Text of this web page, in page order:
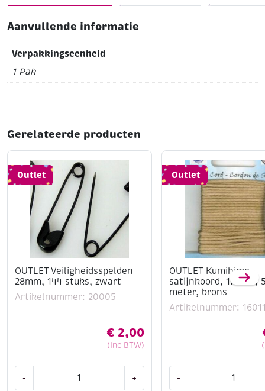
Aanvullende informatie
Verpakkingseenheid
1 Pak
Gerelateerde producten
Outlet
OUTLET Veiligheidsspelden
28mm, 144 stuks, zwart
Artikelnummer: 20005
€ 2,00
(Inc BTW)
-
Veiligheidsspelden
+
Outlet
OUTLET Kumihimo
satijnkoord, 1.5mm,
meter, brons
Artikelnummer:
-